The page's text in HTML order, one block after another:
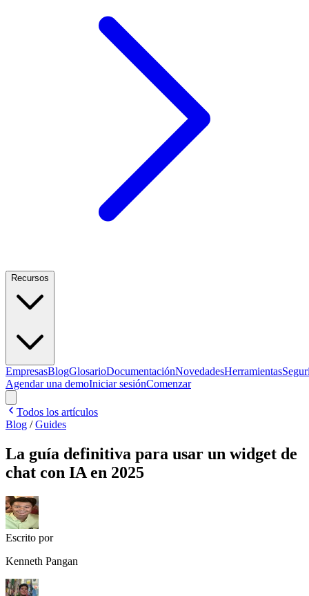
Recursos
EmpresasBlogGlosarioDocumentaciónNovedadesHerramientas
Agendar una demoIniciar sesiónComenzar
Todos los artículos
Blog /Guides
La guía definitiva para usar un widget de
chat con IA en 2025
Escrito por
Kenneth Pangan